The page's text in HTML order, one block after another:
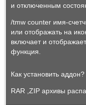
и отключенным
/tmw counter имя-
или отображать на
включает и
функция.
Как установить аддон?
RAR ,ZIP архивы